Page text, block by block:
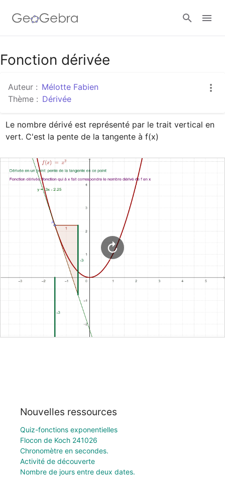
Google Classroom
Classe GeoGebra
Se connecter
Fonction dérivée
Auteur : Mélotte Fabien
Thème : Dérivée
Le nombre dérivé est représenté par le trait vertical en
vert. C'est la pente de la tangente à f(x)
Nouvelles ressources
Quiz-fonctions exponentielles
Flocon de Koch 241026
Chronomètre en secondes.
Activité de découverte
Nombre de jours entre deux dates.